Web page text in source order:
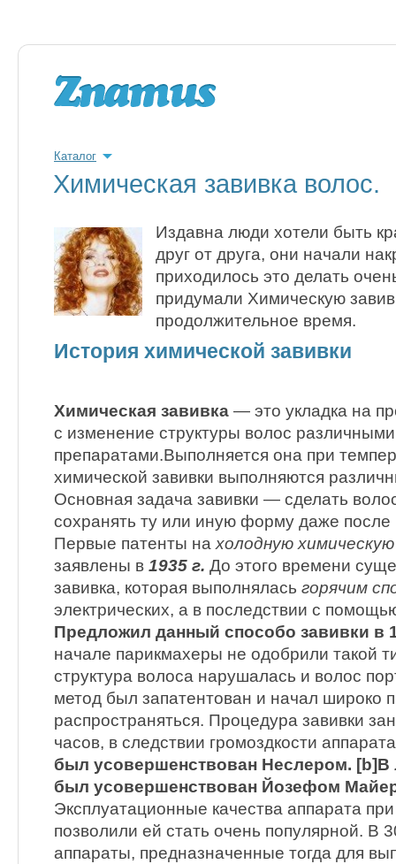
Каталог
Химическая завивка волос.
Издавна люди хотели быть
друг от друга, они начали
приходилось это делать
придумали Химическую
продолжительное время.
История химической завивки
Химическая завивка — это укладка на
с изменение структуры волос различными
препаратами.Выполняется она при
химической завивки выполняются
Основная задача завивки — сделать
сохранять ту или иную форму даже после
Первые патенты на холодную химическую
заявлены в 1935 г. До этого времени
завивка, которая выполнялась горячим
электрических, а в последствии с
Предложил данный способо завивки в
начале парикмахеры не одобрили такой
структура волоса нарушалась и волос
метод был запатентован и начал широко
распространяться. Процедура завивки
часов, в следствии громоздкости
был усовершенствован Неслером. [b]В
был усовершенствован Йозефом
Эксплуатационные качества аппарата
позволили ей стать очень популярной. В
аппараты, предназначенные тогда для